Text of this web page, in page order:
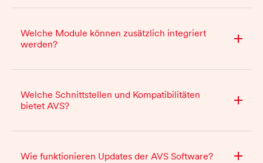
Welche Module können zusätzlich integriert
werden?
Welche Schnittstellen und Kompatibilitäten
bietet AVS?
Wie funktionieren Updates der AVS Software?